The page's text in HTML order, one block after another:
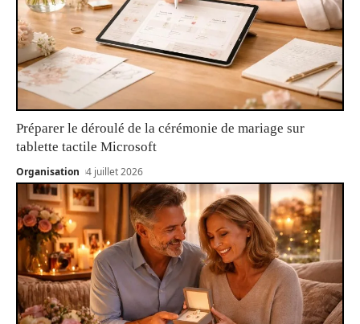
Préparer le déroulé de la cérémonie de mariage sur
tablette tactile Microsoft
Organisation 4 juillet 2026